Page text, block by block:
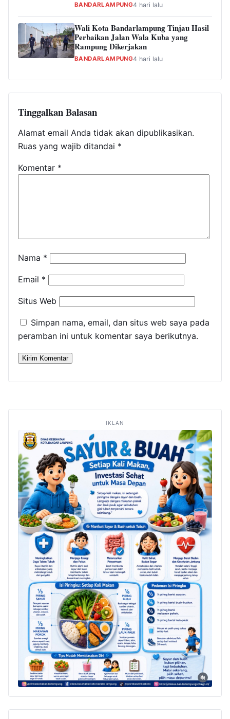
BANDARLAMPUNG4 hari lalu
Wali Kota Bandarlampung Tinjau Hasil
Perbaikan Jalan Wala Kuba yang
Rampung Dikerjakan
BANDARLAMPUNG4 hari lalu
Tinggalkan Balasan
Alamat email Anda tidak akan dipublikasikan.
Ruas yang wajib ditandai *
Komentar *
Nama *
Email *
Situs Web
Simpan nama, email, dan situs web saya pada
peramban ini untuk komentar saya berikutnya.
IKLAN